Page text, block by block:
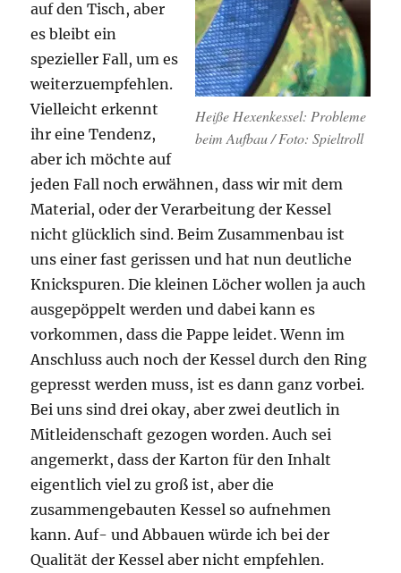
Heiße Hexenkessel: Probleme
beim Aufbau / Foto: Spieltroll
auf den Tisch, aber
es bleibt ein
spezieller Fall, um es
weiterzuempfehlen.
Vielleicht erkennt
ihr eine Tendenz,
aber ich möchte auf
jeden Fall noch erwähnen, dass wir mit dem
Material, oder der Verarbeitung der Kessel
nicht glücklich sind. Beim Zusammenbau ist
uns einer fast gerissen und hat nun deutliche
Knickspuren. Die kleinen Löcher wollen ja auch
ausgepöppelt werden und dabei kann es
vorkommen, dass die Pappe leidet. Wenn im
Anschluss auch noch der Kessel durch den Ring
gepresst werden muss, ist es dann ganz vorbei.
Bei uns sind drei okay, aber zwei deutlich in
Mitleidenschaft gezogen worden. Auch sei
angemerkt, dass der Karton für den Inhalt
eigentlich viel zu groß ist, aber die
zusammengebauten Kessel so aufnehmen
kann. Auf- und Abbauen würde ich bei der
Qualität der Kessel aber nicht empfehlen.